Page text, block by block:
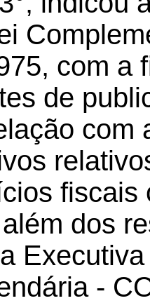
com a
de
com
fiscais
dos
-